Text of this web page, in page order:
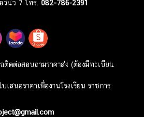
วีนิว 7 โทร. 082-786-2391
ติดต่อสอบถามราคาส่ง (ต้องมีทะเบียน
เสนอราคาเพื่องานโรงเรียน ราชการ